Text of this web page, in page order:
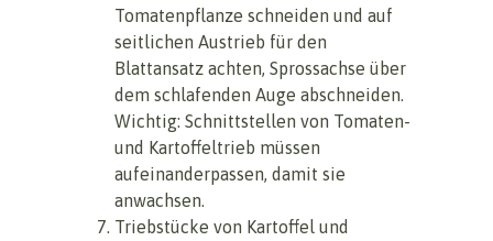
Tomatenpflanze schneiden und auf
seitlichen Austrieb für den
Blattansatz achten, Sprossachse über
dem schlafenden Auge abschneiden.
Wichtig: Schnittstellen von Tomaten-
und Kartoffeltrieb müssen
aufeinanderpassen, damit sie
anwachsen.
Triebstücke von Kartoffel und